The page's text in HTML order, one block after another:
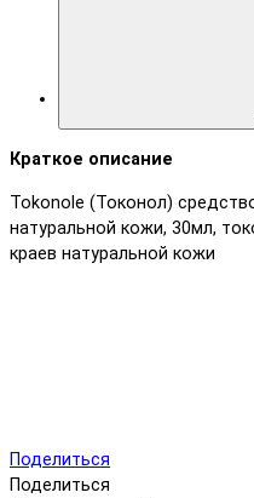
Краткое описание
Tokonole (Токонол)
натуральной кожи, 30мл,
краев натуральной кожи
Поделиться
Поделиться